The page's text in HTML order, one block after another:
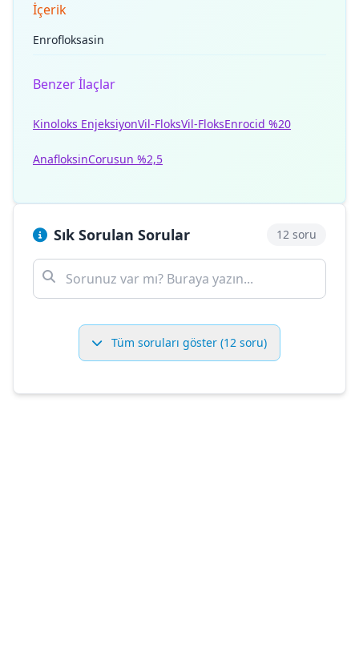
İçerik
Enrofloksasin
Benzer İlaçlar
Kinoloks EnjeksiyonVil-FloksVil-FloksEnrocid %20
AnafloksinCorusun %2,5
Sık Sorulan Sorular 12 soru
Tüm soruları göster (12 soru)